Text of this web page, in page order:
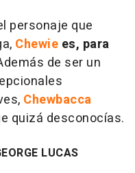
personaje que
Chewie es, para
de ser un
Chewbacca
quizá desconocías.
LUCAS